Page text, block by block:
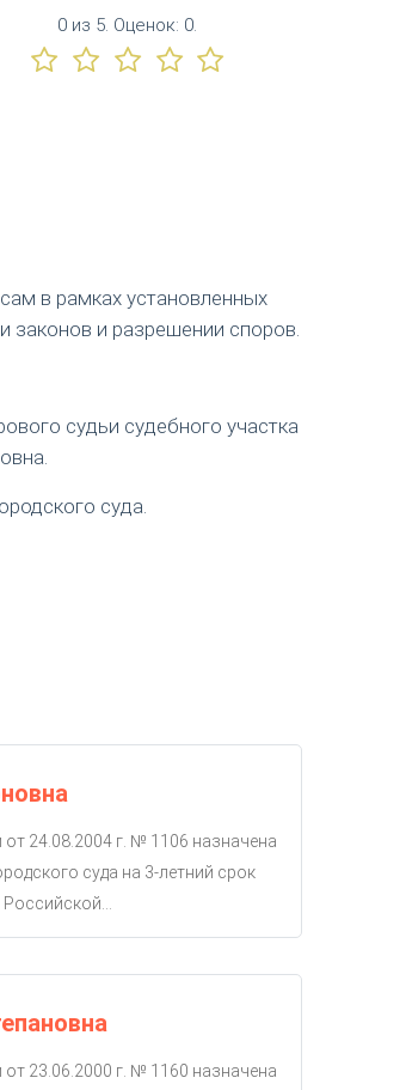
0 из 5. Оценок: 0.
в рамках установленных
законов и разрешении споров.
судьи судебного участка
суда.
24.08.2004 г. № 1106 назначена
суда на 3-летний срок
23.06.2000 г. № 1160 назначена